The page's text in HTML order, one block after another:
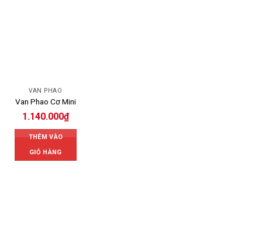
VAN PHAO
Van Phao Cơ Mini
1.140.000₫
THÊM VÀO
GIỎ HÀNG